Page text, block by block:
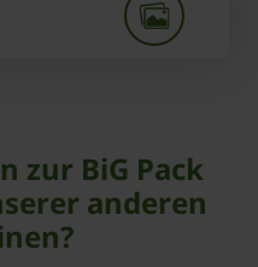
zur BiG Pack
anderen